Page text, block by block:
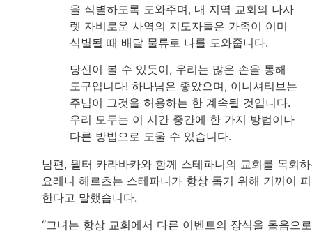
을 식별하도록 도와주며, 내 지역 교회의 나사
렛 자비로운 사역의 지도자들은 가족이 이미
식별될 때 배달 물류로 나를 도와줍니다.
당신이 볼 수 있듯이, 우리는 많은 손을 통해
도구입니다! 하나님은 좋았으며, 이니셔티브는
주님이 그것을 허용하는 한 계속될 것입니다.
우리 모두는 이 시간 중간에 한 가지 방법이나
다른 방법으로 도울 수 있습니다.
남편, 월터 카라바카와 함께 스테파니의 교회를 목회
요레니 헤르츠는 스테파니가 항상 돕기 위해 기꺼이
한다고 말했습니다.
“그녀는 항상 교회에서 다른 이벤트의 장식을 돕음으